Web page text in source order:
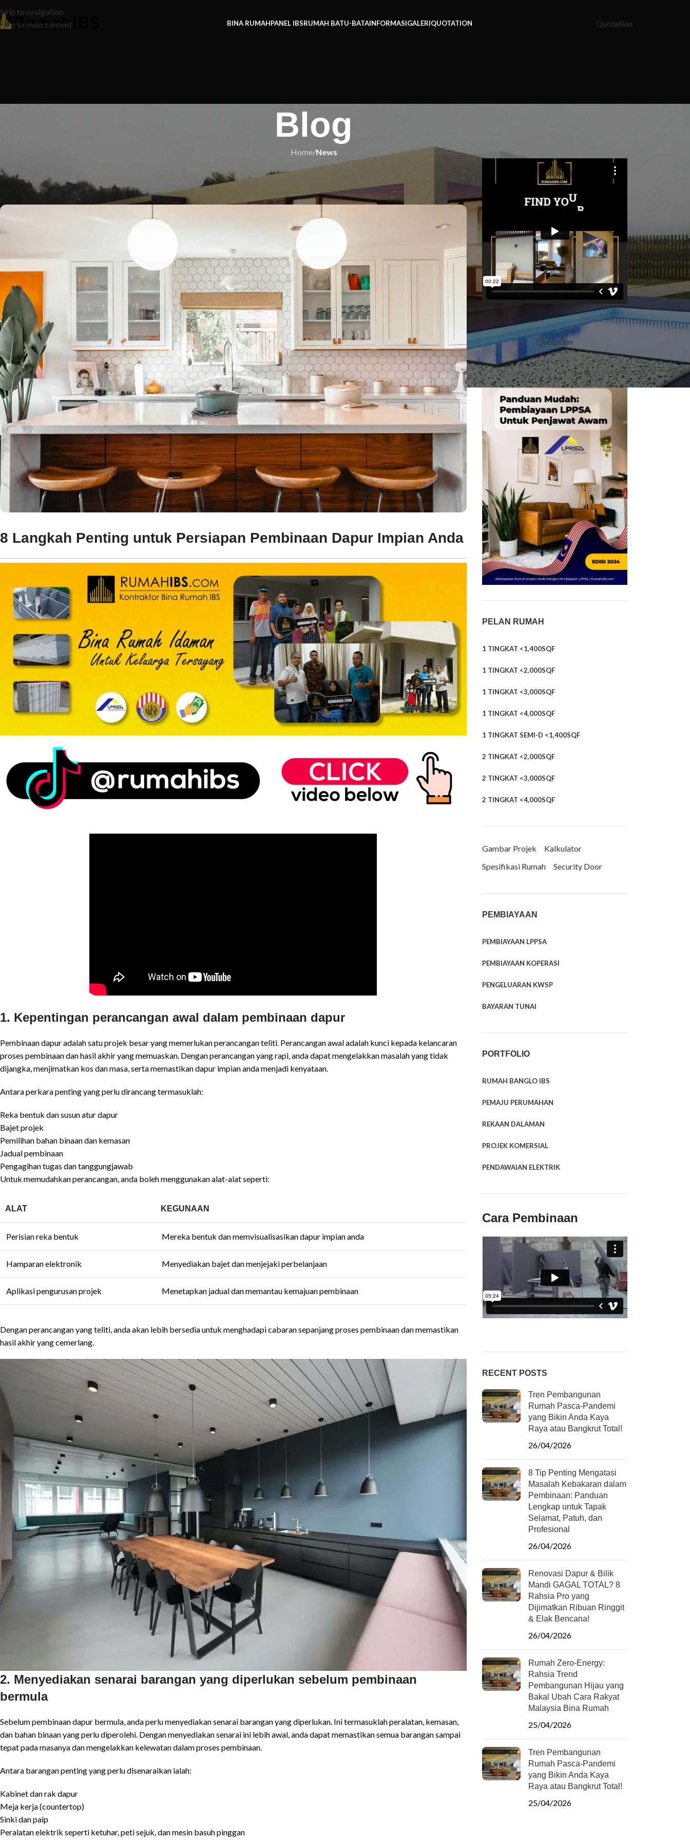
Skip to navigation
Skip to main content
BINA RUMAHPANEL IBSRUMAH BATU-BATAINFORMASIGALERIQUOTATION Quotation
Blog
Home/News
RENOVASI RUMAH
8 Langkah Penting untuk Persiapan Pembinaan Dapur Impian Anda
Posted by On 28/05/2024
8 Langkah Penting untuk Persiapan Pembinaan Dapur Impian Anda
1. Kepentingan perancangan awal dalam pembinaan dapur
Pembinaan dapur adalah satu projek besar yang memerlukan perancangan teliti. Perancangan awal adalah kunci kepada kelancaran
proses pembinaan dan hasil akhir yang memuaskan. Dengan perancangan yang rapi, anda dapat mengelakkan masalah yang tidak
dijangka, menjimatkan kos dan masa, serta memastikan dapur impian anda menjadi kenyataan.
Antara perkara penting yang perlu dirancang termasuklah:
Reka bentuk dan susun atur dapur
Bajet projek
Pemilihan bahan binaan dan kemasan
Jadual pembinaan
Pengagihan tugas dan tanggungjawab
Untuk memudahkan perancangan, anda boleh menggunakan alat-alat seperti:
ALAT KEGUNAAN
Perisian reka bentuk Mereka bentuk dan memvisualisasikan dapur impian anda
Hamparan elektronik Menyediakan bajet dan menjejaki perbelanjaan
Aplikasi pengurusan projek Menetapkan jadual dan memantau kemajuan pembinaan
Dengan perancangan yang teliti, anda akan lebih bersedia untuk menghadapi cabaran sepanjang proses pembinaan dan memastikan
hasil akhir yang cemerlang.
2. Menyediakan senarai barangan yang diperlukan sebelum pembinaan
bermula
Sebelum pembinaan dapur bermula, anda perlu menyediakan senarai barangan yang diperlukan. Ini termasuklah peralatan, kemasan,
dan bahan binaan yang perlu diperolehi. Dengan menyediakan senarai ini lebih awal, anda dapat memastikan semua barangan sampai
tepat pada masanya dan mengelakkan kelewatan dalam proses pembinaan.
Antara barangan penting yang perlu disenaraikan ialah:
Kabinet dan rak dapur
Meja kerja (countertop)
Sinki dan paip
Peralatan elektrik seperti ketuhar, peti sejuk, dan mesin basuh pinggan
Quotation
PELAN RUMAH
1 TINGKAT <1,400SQF
1 TINGKAT <2,000SQF
1 TINGKAT <3,000SQF
1 TINGKAT <4,000SQF
1 TINGKAT SEMI-D <1,400SQF
2 TINGKAT <2,000SQF
2 TINGKAT <3,000SQF
2 TINGKAT <4,000SQF
Gambar Projek
Kalkulator
Spesifikasi Rumah
Security Door
PEMBIAYAAN
PEMBIAYAAN LPPSA
PEMBIAYAAN KOPERASI
PENGELUARAN KWSP
BAYARAN TUNAI
PORTFOLIO
RUMAH BANGLO IBS
PEMAJU PERUMAHAN
REKAAN DALAMAN
PROJEK KOMERSIAL
PENDAWAIAN ELEKTRIK
Cara Pembinaan
RECENT POSTS
Tren Pembangunan
Rumah Pasca-Pandemi
yang Bikin Anda Kaya
Raya atau Bangkrut Total!
26/04/2026
8 Tip Penting Mengatasi
Masalah Kebakaran dalam
Pembinaan: Panduan
Lengkap untuk Tapak
Selamat, Patuh, dan
Profesional
26/04/2026
Renovasi Dapur & Bilik
Mandi GAGAL TOTAL? 8
Rahsia Pro yang
Dijimatkan Ribuan Ringgit
& Elak Bencana!
26/04/2026
Rumah Zero-Energy:
Rahsia Trend
Pembangunan Hijau yang
Bakal Ubah Cara Rakyat
Malaysia Bina Rumah
25/04/2026
Tren Pembangunan
Rumah Pasca-Pandemi
yang Bikin Anda Kaya
Raya atau Bangkrut Total!
25/04/2026